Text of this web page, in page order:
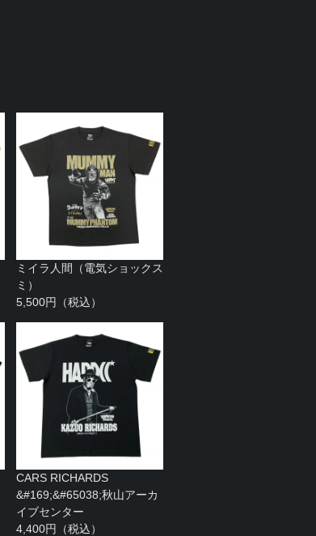
ミイラ人間（電気ショックス
ミ）
5,500円（税込）
CARS RICHARDS
&#169;&#65038;秋山アーカ
イブセンター
4,400円（税込）